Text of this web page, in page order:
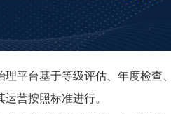
台基于等级评估、年度检查
营按照标准进行。